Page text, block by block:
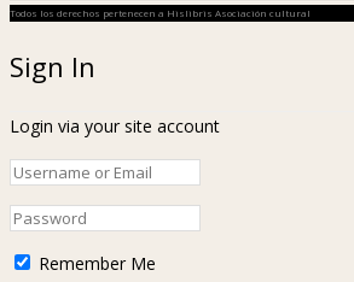
Todos los derechos pertenecen a Hislibris Asociación cultural
Sign In
Login via your site account
Remember Me